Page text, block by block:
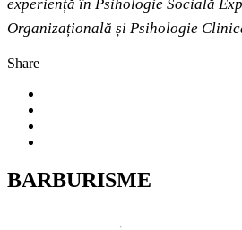
experiență în Psihologie Socială
Organizațională și Psihologie
Share
BARBURISME